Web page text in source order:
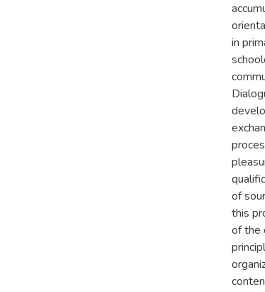
in
of
this
of the